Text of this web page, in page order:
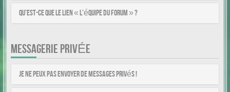
Qu’est-ce que le lien « L’équipe du forum » ?
MESSAGERIE PRIVÉE
Je ne peux pas envoyer de messages privés !